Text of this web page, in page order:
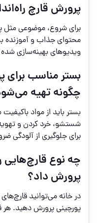
پرورش قارچ
برای شروع، موضوعی مثل
محتوای جذاب و آموزنده
ویدیوهای بهینه‌سازی
بستر مناسب
چگونه تهیه
بستر باید از مواد
شستشو، خرد کردن و
برای جلوگیری از آلودگی
چه نوع قارچ‌هایی
پرورش داد؟
در خانه می‌توانید
پورچینی پرورش دهید. هر